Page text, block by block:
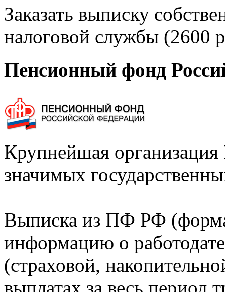
Заказать выписку
налоговой службы (2600
Пенсионный фонд
Крупнейшая
значимых
Выписка из ПФ РФ
информацию о
(страховой,
выплатах за весь период